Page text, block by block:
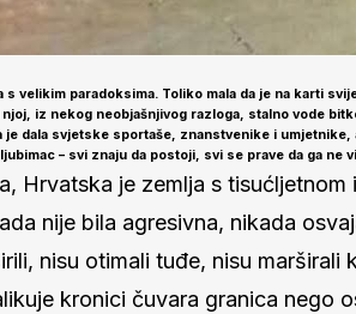
s velikim paradoksima. Toliko mala da je na karti
njoj, iz nekog neobjašnjivog razloga, stalno vode
je dala svjetske sportaše, znanstvenike i
– svi znaju da postoji, svi se prave da ga ne
Hrvatska je zemlja s
nije bila agresivna, nikada
nisu otimali tuđe, nisu marširali
kronici čuvara granica nego